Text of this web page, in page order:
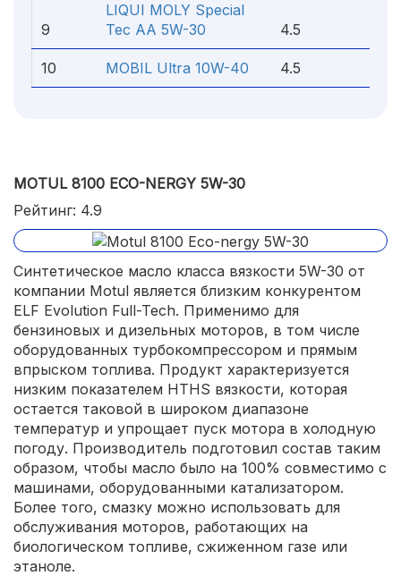
9
LIQUI MOLY Special
Tec AA 5W-30
4.5
10 MOBIL Ultra 10W-40 4.5
MOTUL 8100 ECO-NERGY 5W-30
Рейтинг: 4.9
Синтетическое масло класса вязкости 5W-30 от
компании Motul является близким конкурентом
ELF Evolution Full-Tech. Применимо для
бензиновых и дизельных моторов, в том числе
оборудованных турбокомпрессором и прямым
впрыском топлива. Продукт характеризуется
низким показателем HTHS вязкости, которая
остается таковой в широком диапазоне
температур и упрощает пуск мотора в холодную
погоду. Производитель подготовил состав таким
образом, чтобы масло было на 100% совместимо с
машинами, оборудованными катализатором.
Более того, смазку можно использовать для
обслуживания моторов, работающих на
биологическом топливе, сжиженном газе или
этаноле.